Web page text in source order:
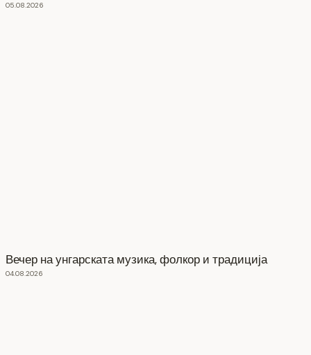
05.08.2026
Вечер на унгарската музика, фолкор и традиција
04.08.2026